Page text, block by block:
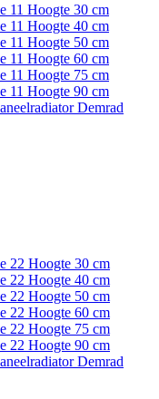
11 Hoogte 30 cm
11 Hoogte 40 cm
11 Hoogte 50 cm
11 Hoogte 60 cm
11 Hoogte 75 cm
11 Hoogte 90 cm
Demrad
22 Hoogte 30 cm
22 Hoogte 40 cm
22 Hoogte 50 cm
22 Hoogte 60 cm
22 Hoogte 75 cm
22 Hoogte 90 cm
Demrad